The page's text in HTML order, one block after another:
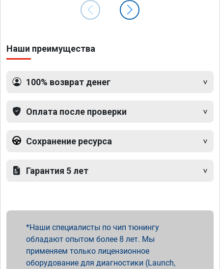
Наши преимущества
100% возврат денег
Оплата после проверки
Сохранение ресурса
Гарантия 5 лет
Наши специалисты по чип тюнингу
обладают опытом более 8 лет. Мы
применяем только лицензионное
оборудование для диагностики (Launch,